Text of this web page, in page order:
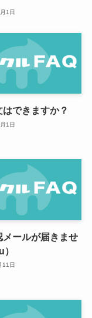
1日
はできますか？
1日
メールが届きませ
11日